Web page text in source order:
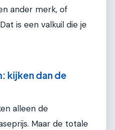
ander merk, of
is een valkuil die je
kijken dan de
alleen de
Maar de totale